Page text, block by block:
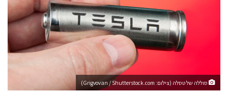
סוללה של טסלה (צילום: Grigvovan / Shutterstock.com)